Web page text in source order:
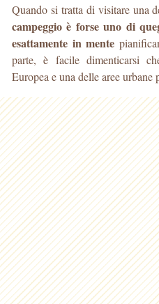
Quando si tratta di visitare una
campeggio è forse uno di
esattamente in mente
parte, è facile dimenticarsi
Europea e una delle aree urbane